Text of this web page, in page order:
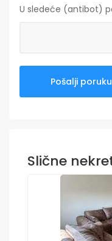
U sledeće (antibot)
Slične